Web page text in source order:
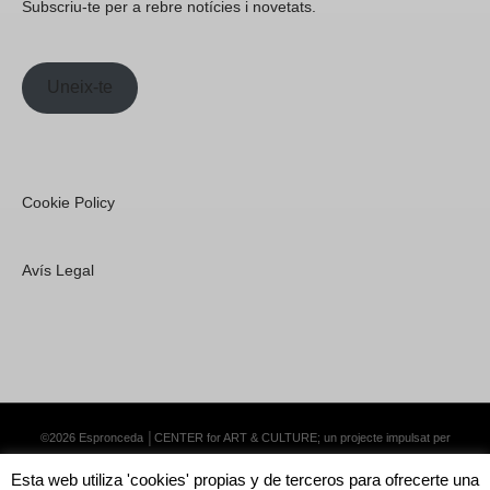
Subscriu-te per a rebre notícies i novetats.
Uneix-te
Cookie Policy
Avís Legal
©2026 Espronceda │CENTER for ART & CULTURE; un projecte impulsat per
Esta web utiliza 'cookies' propias y de terceros para ofrecerte una